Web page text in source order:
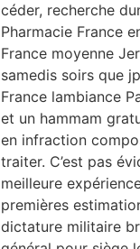
céder, recherche
Pharmacie France
France moyenne
samedis soirs que
France lambiance
et un hammam
en infraction
traiter. C’est pas
meilleure
premières
dictature militaire